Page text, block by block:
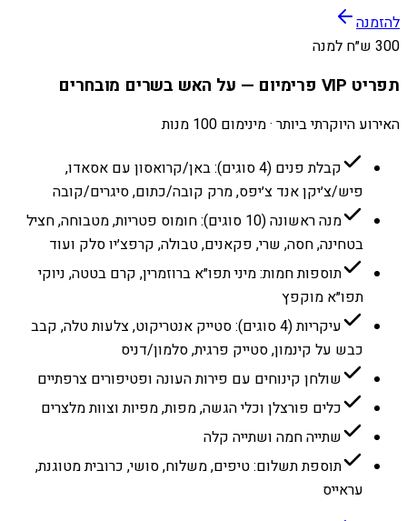
להזמנה
300 ש״ח למנה
תפריט VIP פרימיום — על האש בשרים מובחרים
האירוע היוקרתי ביותר · מינימום 100 מנות
קבלת פנים (4 סוגים): באן/קרואסון עם אסאדו,
פיש/צ׳יקן אנד צ׳יפס, מרק קובה/כתום, סיגרים/קובה
מנה ראשונה (10 סוגים): חומוס פטריות, מטבוחה, חציל
בטחינה, חסה, שרי, פקאנים, טבולה, קרפצ׳יו סלק ועוד
תוספות חמות: מיני תפו״א ברוזמרין, קרם בטטה, ניוקי
תפו״א מוקפץ
עיקריות (4 סוגים): סטייק אנטריקוט, צלעות טלה, קבב
כבש על קינמון, סטייק פרגית, סלמון/דניס
שולחן קינוחים עם פירות העונה ופטיפורים צרפתיים
כלים פורצלן וכלי הגשה, מפות, מפיות וצוות מלצרים
שתייה חמה ושתייה קלה
תוספת תשלום: טיפים, משלוח, סושי, כרובית מטוגנת,
עראייס